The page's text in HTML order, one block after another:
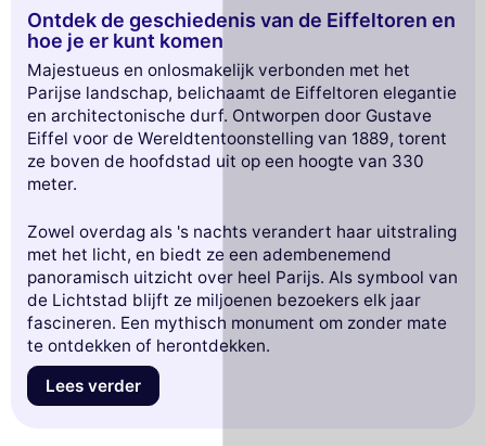
Ontdek de geschiedenis van de Eiffeltoren en
hoe je er kunt komen
Majestueus en onlosmakelijk verbonden met het
Parijse landschap, belichaamt de Eiffeltoren elegantie
en architectonische durf. Ontworpen door Gustave
Eiffel voor de Wereldtentoonstelling van 1889, torent
ze boven de hoofdstad uit op een hoogte van 330
meter.
Zowel overdag als 's nachts verandert haar uitstraling
met het licht, en biedt ze een adembenemend
panoramisch uitzicht over heel Parijs. Als symbool van
de Lichtstad blijft ze miljoenen bezoekers elk jaar
fascineren. Een mythisch monument om zonder mate
te ontdekken of herontdekken.
Lees verder